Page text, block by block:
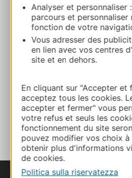
Analyser et personnaliser
parcours et personnaliser
fonction de votre
Vous adresser des
en lien avec vos centres
site et en dehors.
En cliquant sur "Accepter et
acceptez tous les cookies.
accepter et fermer" vous
votre refus et seuls les
fonctionnement du site
pouvez modifier vos choix
obtenir plus d'informations
de cookies.
Politica sulla riservatezza
Ostal des écrivains
Saint-Salvadou 12200
L’EVEQUE
Calcola il tuo percorso
E-mail
AGGIUNGI
AL TACCUINO